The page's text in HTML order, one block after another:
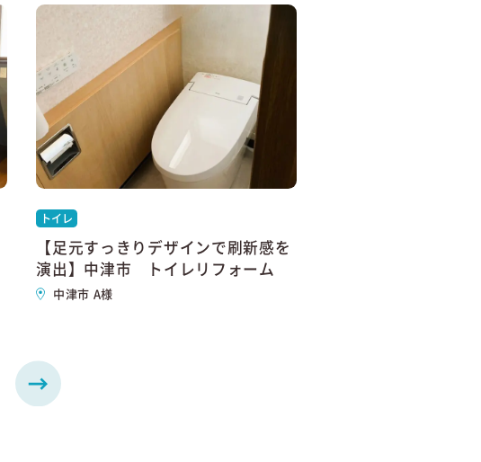
トイレ
【足元すっきりデザインで刷新感を
演出】中津市 トイレリフォーム
中津市 A様